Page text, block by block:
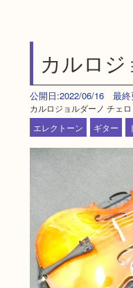
カルロ
公開日:2022/06/16 最終
カルロジョルダーノ チェ
エレクトーン
ギター